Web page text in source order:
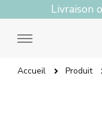
Livraison
Accueil Produit